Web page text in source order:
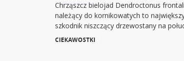
Chrząszcz bielojad Dendroctonus
należący do kornikowatych to
szkodnik niszczący drzewostany na
CIEKAWOSTKI